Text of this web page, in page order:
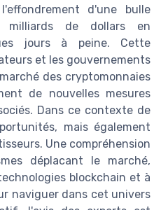
d'une bulle
de dollars en
jours à peine. Cette
et les gouvernements
des cryptomonnaies
de nouvelles mesures
Dans ce contexte de
mais également
Une compréhension
déplacant le marché,
blockchain et à
naviguer dans cet univers